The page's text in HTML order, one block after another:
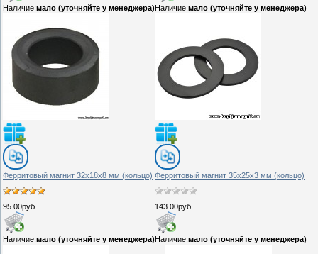
Наличие:мало (уточняйте у менеджера)Наличие:мало (уточняйте у менеджера)
Ферритовый магнит 32х18х8 мм (кольцо)
95.00руб.
Наличие:мало (уточняйте у менеджера)
Ферритовый магнит 35х25х3 мм (кольцо)
143.00руб.
Наличие:мало (уточняйте у менеджера)